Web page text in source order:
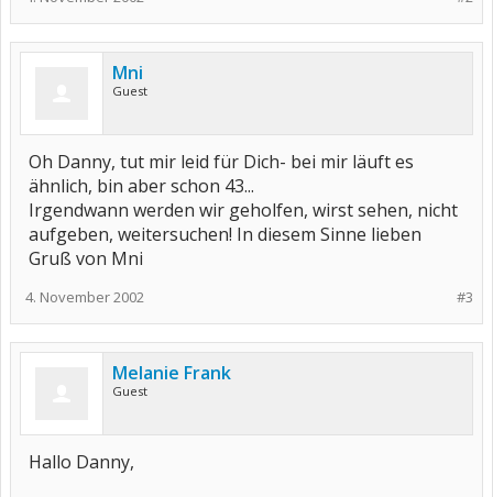
Mni
Guest
Oh Danny, tut mir leid für Dich- bei mir läuft es
ähnlich, bin aber schon 43...
Irgendwann werden wir geholfen, wirst sehen, nicht
aufgeben, weitersuchen! In diesem Sinne lieben
Gruß von Mni
#3
4. November 2002
Melanie Frank
Guest
Hallo Danny,